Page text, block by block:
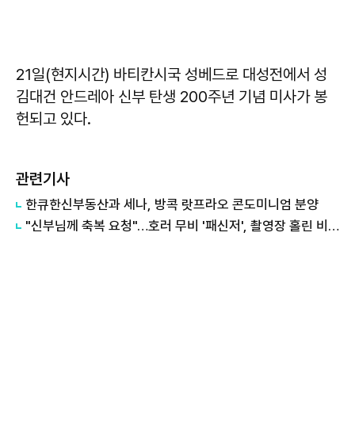
21일(현지시간) 바티칸시국 성베드로 대성전에서 성
김대건 안드레아 신부 탄생 200주년 기념 미사가 봉
헌되고 있다.
관련기사
한큐한신부동산과 세나, 방콕 랏프라오 콘도미니엄 분양
"신부님께 축복 요청"…호러 무비 '패신저', 촬영장 홀린 비하인드 공개